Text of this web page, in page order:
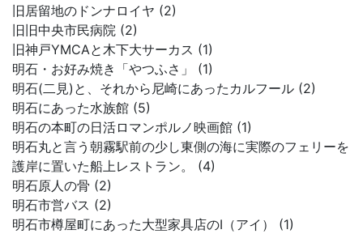
旧居留地のドンナロイヤ (2)
旧旧中央市民病院 (2)
旧神戸YMCAと木下大サーカス (1)
明石・お好み焼き「やつふさ」 (1)
明石(二見)と、それから尼崎にあったカルフール (2)
明石にあった水族館 (5)
明石の本町の日活ロマンポルノ映画館 (1)
明石丸と言う朝霧駅前の少し東側の海に実際のフェリーを
護岸に置いた船上レストラン。 (4)
明石原人の骨 (2)
明石市営バス (2)
明石市樽屋町にあった大型家具店のI（アイ） (1)